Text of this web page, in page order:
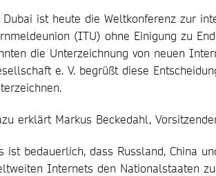
ist heute die Weltkonferenz zur
(ITU) ohne Einigung zu
die Unterzeichnung von neuen
e. V. begrüßt diese
erklärt Markus Beckedahl,
ist bedauerlich, dass Russland, China
Internets den Nationalstaaten